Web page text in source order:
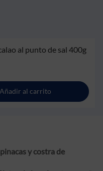
al punto de sal 400g
Añadir al carrito
y costra de